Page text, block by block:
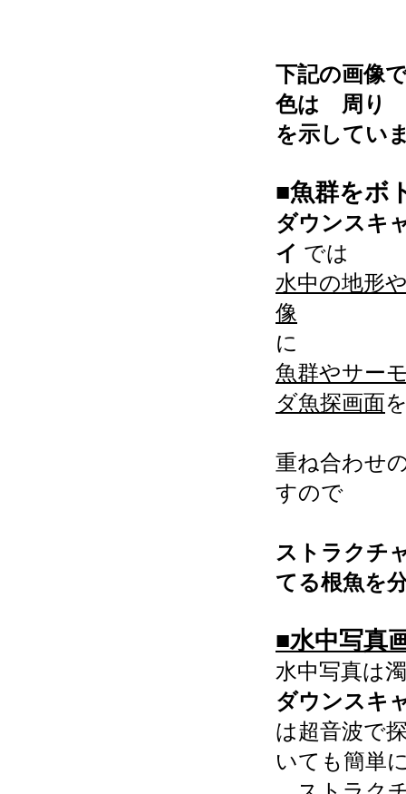
下記の画
色は 周
を示してい
■魚群をボ
ダウンスキ
イ では
水中の地形
像
に
魚群やサー
ダ魚探画面
重ね合わせ
すので
ストラクチ
てる根魚を
■水中写真
水中写真は
ダウンスキ
は超音波で
いても簡単